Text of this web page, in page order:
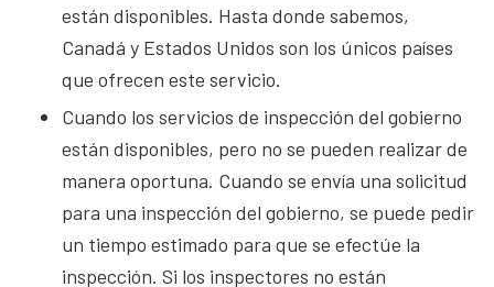
están disponibles. Hasta donde sabemos,
Canadá y Estados Unidos son los únicos países
que ofrecen este servicio.
Cuando los servicios de inspección del gobierno
están disponibles, pero no se pueden realizar de
manera oportuna. Cuando se envía una solicitud
para una inspección del gobierno, se puede pedir
un tiempo estimado para que se efectúe la
inspección. Si los inspectores no están